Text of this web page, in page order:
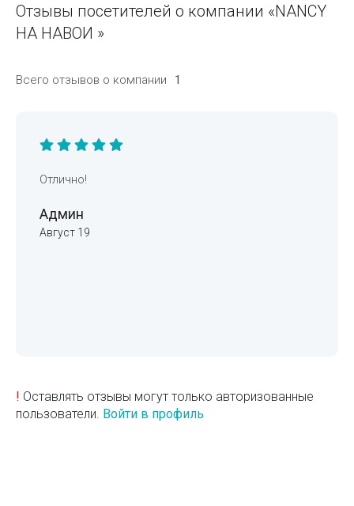
Отзывы посетителей о компании «NANCY
НА НАВОИ »
Всего отзывов о компании 1
Отлично!
Админ
Август 19
! Оставлять отзывы могут только авторизованные
пользователи. Войти в профиль